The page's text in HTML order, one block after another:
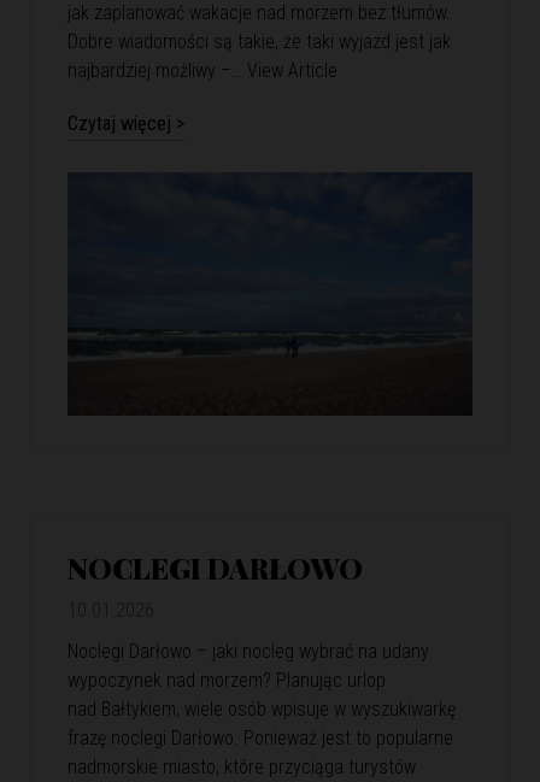
jak zaplanować wakacje nad morzem bez tłumów.
Dobre wiadomości są takie, że taki wyjazd jest jak
najbardziej możliwy –… View Article
Czytaj więcej >
NOCLEGI DARŁOWO
Noclegi Darłowo – jaki nocleg wybrać na udany
wypoczynek nad morzem? Planując urlop
nad Bałtykiem, wiele osób wpisuje w wyszukiwarkę
frazę noclegi Darłowo. Ponieważ jest to popularne
nadmorskie miasto, które przyciąga turystów